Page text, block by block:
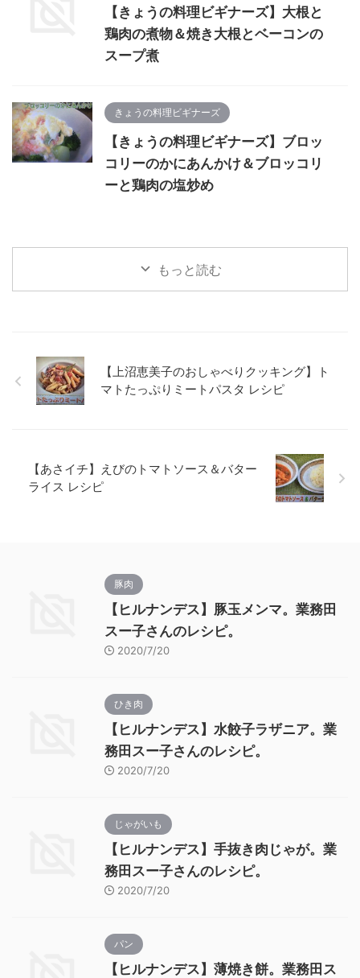
【きょうの料理ビギナーズ】大根と
鶏肉の煮物＆焼き大根とベーコンの
スープ煮
きょうの料理ビギナーズ
【きょうの料理ビギナーズ】ブロッ
コリーのかにあんかけ＆ブロッコリ
ーと鶏肉の塩炒め
もっと読む
【上沼恵美子のおしゃべりクッキング】ト
マトたっぷりミートパスタ レシピ
【あさイチ】えびのトマトソース＆バター
ライス レシピ
豚肉
【ヒルナンデス】豚玉メンマ。業務田
スー子さんのレシピ。
2020/7/20
ひき肉
【ヒルナンデス】水餃子ラザニア。業
務田スー子さんのレシピ。
2020/7/20
じゃがいも
【ヒルナンデス】手抜き肉じゃが。業
務田スー子さんのレシピ。
2020/7/20
パン
【ヒルナンデス】薄焼き餅。業務田ス